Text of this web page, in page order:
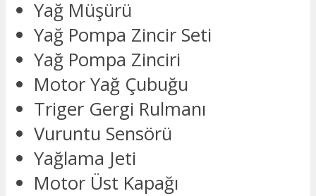
Yağ Müşürü
Yağ Pompa Zincir Seti
Yağ Pompa Zinciri
Motor Yağ Çubuğu
Triger Gergi Rulmanı
Vuruntu Sensörü
Yağlama Jeti
Motor Üst Kapağı